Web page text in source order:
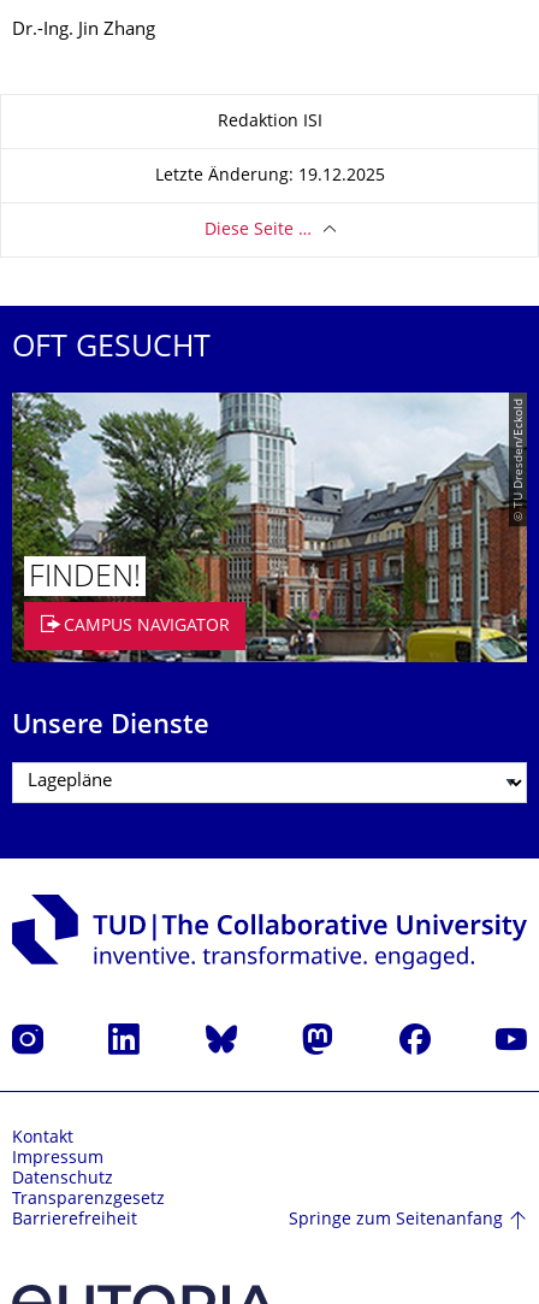
Dr.-Ing. Jin Zhang
Redaktion ISI
Letzte Änderung: 19.12.2025
Diese Seite …
OFT GESUCHT
© TU Dresden/Eckold
FINDEN!
CAMPUS NAVIGATOR
Unsere Dienste
Instagram LinkedIn Bluesky Mastodon Facebook
Kontakt
Impressum
Datenschutz
Transparenzgesetz
Barrierefreiheit
Springe zum Seitenanfang